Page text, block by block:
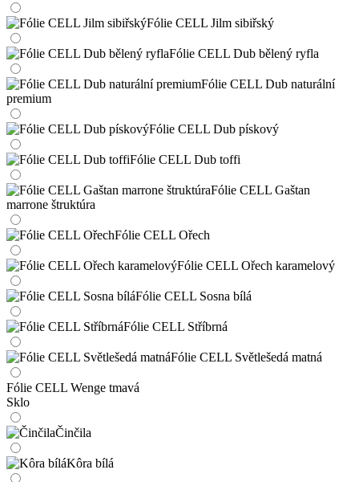
Fólie CELL Jilm sibiřský
Fólie CELL Dub bělený ryfla
Fólie CELL Dub naturální
premium
Fólie CELL Dub pískový
Fólie CELL Dub toffi
Fólie CELL Gaštan
marrone štruktúra
Fólie CELL Ořech
Fólie CELL Ořech karamelový
Fólie CELL Sosna bílá
Fólie CELL Stříbrná
Fólie CELL Světlešedá matná
Fólie CELL Wenge tmavá
Sklo
Činčila
Kôra bílá